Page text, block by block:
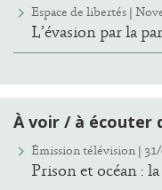
Espace de libertés |
L’évasion par la
À voir / à écouter
Émission télévision |
Prison et océan :